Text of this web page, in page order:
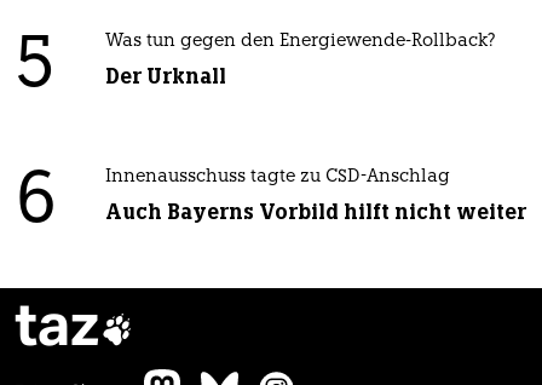
5 Was tun gegen den Energiewende-Rollback?
Der Urknall
6 Innenausschuss tagte zu CSD-Anschlag
Auch Bayerns Vorbild hilft nicht weiter
taz